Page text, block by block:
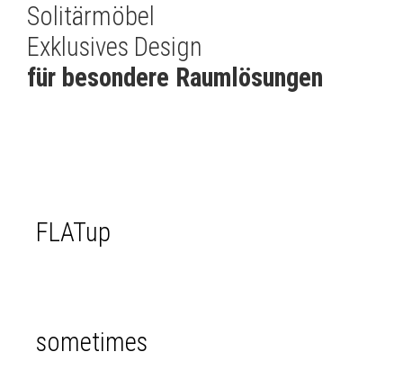
Solitärmöbel
Exklusives Design
für besondere Raumlösungen
FLATup
sometimes